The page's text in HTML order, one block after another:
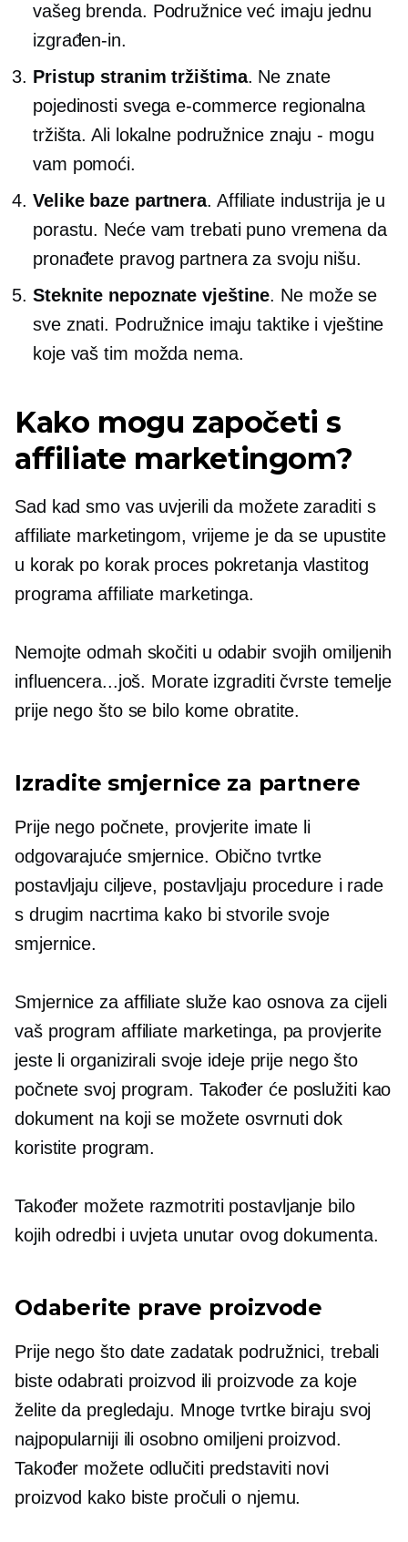
vašeg brenda. Podružnice već imaju jednu
izgrađen-in.
Pristup stranim tržištima. Ne znate
pojedinosti svegae-commerce regionalna
tržišta. Ali lokalne podružnice znaju - mogu
vam pomoći.
Velike baze partnera. Affiliate industrija je u
porastu. Neće vam trebati puno vremena da
pronađete pravog partnera za svoju nišu.
Steknite nepoznate vještine. Ne može se
sve znati. Podružnice imaju taktike i vještine
koje vaš tim možda nema.
Kako mogu započeti s
affiliate marketingom?
Sad kad smo vas uvjerili da možete zaraditi s
affiliate marketingom, vrijeme je da se upustite
u korak po korakproces pokretanja vlastitog
programa affiliate marketinga.
Nemojte odmah skočiti u odabir svojih omiljenih
influencera...još. Morate izgraditi čvrste temelje
prije nego što se bilo kome obratite.
Izradite smjernice za partnere
Prije nego počnete, provjerite imate li
odgovarajuće smjernice. Obično tvrtke
postavljaju ciljeve, postavljaju procedure i rade
s drugim nacrtima kako bi stvorile svoje
smjernice.
Smjernice za affiliate služe kao osnova za cijeli
vaš program affiliate marketinga, pa provjerite
jeste li organizirali svoje ideje prije nego što
počnete svoj program. Također će poslužiti kao
dokument na koji se možete osvrnuti dok
koristite program.
Također možete razmotriti postavljanje bilo
kojih odredbi i uvjeta unutar ovog dokumenta.
Odaberite prave proizvode
Prije nego što date zadatak podružnici, trebali
biste odabrati proizvod ili proizvode za koje
želite da pregledaju. Mnoge tvrtke biraju svoj
najpopularniji ili osobno omiljeni proizvod.
Također možete odlučiti predstaviti novi
proizvod kako biste pročuli o njemu.